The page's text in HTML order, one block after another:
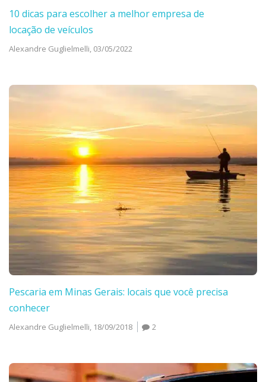
10 dicas para escolher a melhor empresa de
locação de veículos
Alexandre Guglielmelli, 03/05/2022
Pescaria em Minas Gerais: locais que você precisa
conhecer
Alexandre Guglielmelli, 18/09/2018 2